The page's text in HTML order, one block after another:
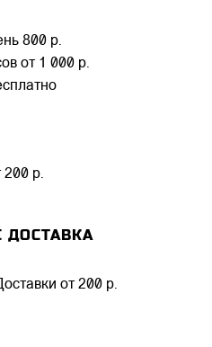
800 р.
от 1 000 р.
200 р.
ДОСТАВКА
от 200 р.